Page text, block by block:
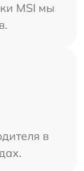
MSI мы
в